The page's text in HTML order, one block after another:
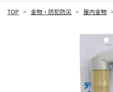
TOP 金物・防犯防災 屋内金物